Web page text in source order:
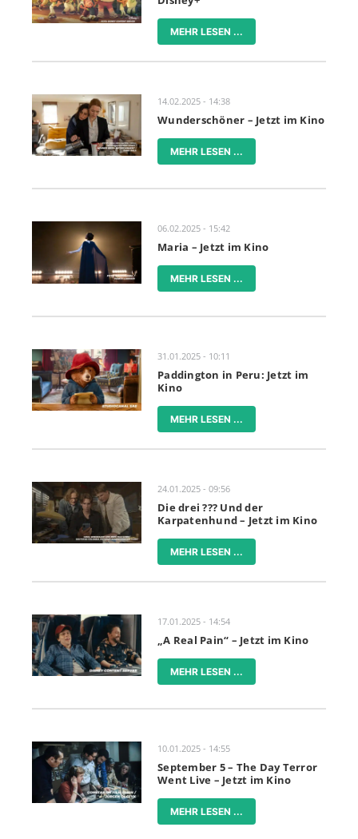
MEHR LESEN ...
14.02.2025 - 14:38
Wunderschöner – Jetzt im Kino
MEHR LESEN ...
06.02.2025 - 15:42
Maria – Jetzt im Kino
MEHR LESEN ...
31.01.2025 - 10:11
Paddington in Peru: Jetzt im
Kino
MEHR LESEN ...
24.01.2025 - 09:56
Die drei ??? Und der
Karpatenhund – Jetzt im Kino
MEHR LESEN ...
17.01.2025 - 14:54
„A Real Pain“ – Jetzt im Kino
MEHR LESEN ...
10.01.2025 - 14:55
September 5 – The Day Terror
Went Live – Jetzt im Kino
MEHR LESEN ...